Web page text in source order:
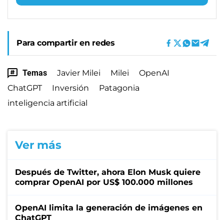
Para compartir en redes
Temas Javier Milei Milei
OpenAI
ChatGPT
Inversión
Patagonia
inteligencia artificial
Ver más
Después de Twitter, ahora Elon Musk quiere
comprar OpenAI por US$ 100.000 millones
OpenAI limita la generación de imágenes en
ChatGPT